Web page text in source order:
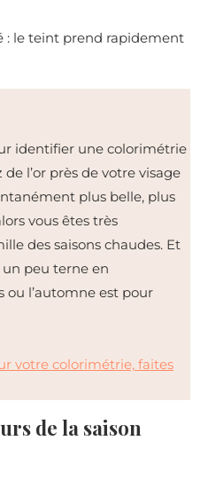
: le teint prend rapidement
identifier une colorimétrie
l’or près de votre visage
plus belle, plus
vous êtes très
des saisons chaudes. Et
un peu terne en
ou l’automne est pour
votre colorimétrie, faites
de la saison